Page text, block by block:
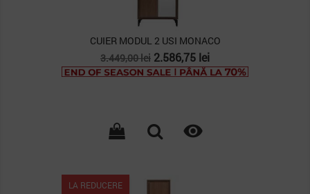
CUIER MODUL 2 USI MONACO
Pret
de
3.449,00 lei Pret
2.586,75 lei

LA REDUCERE